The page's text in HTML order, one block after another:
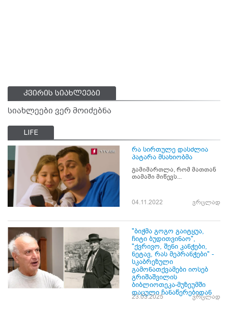
კვირის სიახლეები
სიახლეები ვერ მოიძებნა
LIFE
რა სირთულე დასძლია
პატარა მსახიობმა
გამიმართლა, რომ მათთან
თამაში მიწევს...
04.11.2022 ვრცლად
"ბიჭმა გოგო გაიტყუა,
ჩიტი ბუდითვინაო",
"ქვრივო, შენი კანჭები,
ნეტავ, რას მეპრანჭები" -
სკაბრეზული
გამონათქვამები იოსებ
გრიშაშვილის
ბიბლიოთეკა-მუზეუმში
დაცული ჩანაწერებიდან
23.03.2025 ვრცლად